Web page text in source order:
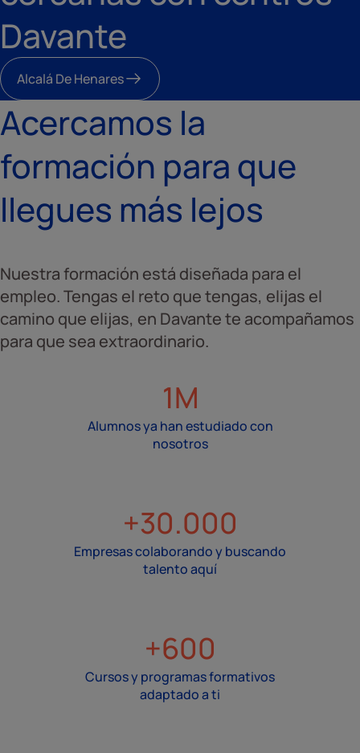
Davante
Alcalá De Henares
Acercamos la
formación para que
llegues más lejos
Nuestra formación está diseñada para el
empleo. Tengas el reto que tengas, elijas el
camino que elijas, en Davante te acompañamos
para que sea extraordinario.
1M
Alumnos ya han estudiado con
nosotros
+30.000
Empresas colaborando y buscando
talento aquí
+600
Cursos y programas formativos
adaptado a ti